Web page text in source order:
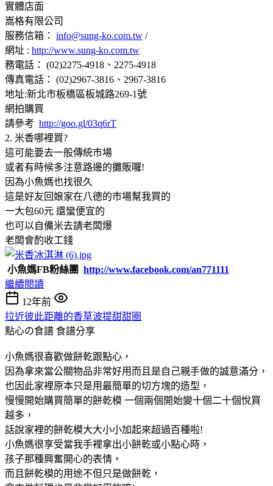
實體店面
嵩格有限公司
服務信箱： info@sung-ko.com.tw /
網址 : http://www.sung-ko.com.tw
務電話： (02)2275-4918 、2275-4918
傳真電話： (02)2967-3816 、2967-3816
地址:新北市板橋區板城路269-1號
網拍購買
請參考 http://goo.gl/03q6rT
2. 米香哪裡買?
這可能要去一般傳統市場
或者有時候多注意路邊的攤販囉!
因為小魚媽也找很久
這是好友回娘家在八德的市場幫我買的
一大包60元 還蠻便宜的
也可以自備米去請老闆爆
老闆會酌收工錢
小魚媽FB粉絲團 http://www.facebook.com/an771111
繼續閱讀
12年前
拉近彼此距離的香草波提甜甜圈
點心の食譜 食譜分享
小魚媽很喜歡做餅乾跟點心，
因為拿來當公關物品非常好用而且是自己親手做的誠意滿分，
也因此家裡原本只是用最簡單的切方塊的造型，
慢慢開始購買簡單的餅乾模 一個兩個開始變十個二十個悅買
越多，
話說家裡的餅乾模大大小小加起來超過百種啦!
小魚媽很享受當我手裡拿出小餅乾或小點心時，
孩子那種興奮開心的表情，
而且餅乾模的用途不但只是做餅乾，